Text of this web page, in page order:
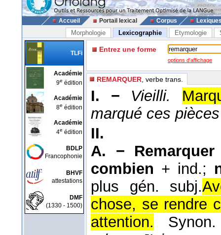
Accueil Portail lexical Corpus
Morphologie Lexicographie Etymologie
TLFi
Académie
9e édition
Académie
8e édition
Académie
4e édition
BDLP
Francophonie
BHVF
attestations
DMF
(1330 - 1500)
Entrez une forme
options d'affichage
REMARQUER , verbe trans.
I. − Vieilli.
marqué ces
II.
A. −
combien + ind.;
plus gén. subj.
chose, se rendre
attention.